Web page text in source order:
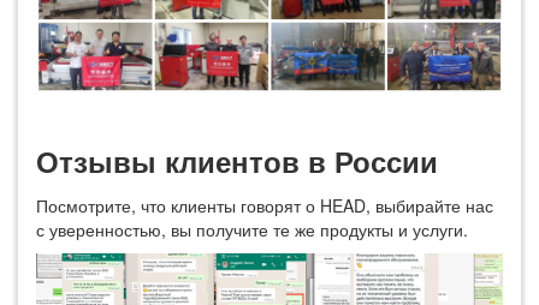
Отзывы клиентов в России
Посмотрите, что клиенты говорят о HEAD, выбирайте нас
с уверенностью, вы получите те же продукты и услуги.